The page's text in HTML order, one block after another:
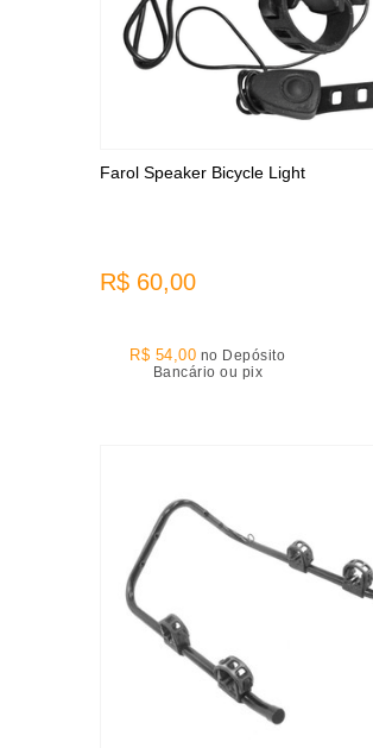
Farol Speaker Bicycle Light
R$ 60,00
R$ 54,00 no Depósito
Bancário ou pix